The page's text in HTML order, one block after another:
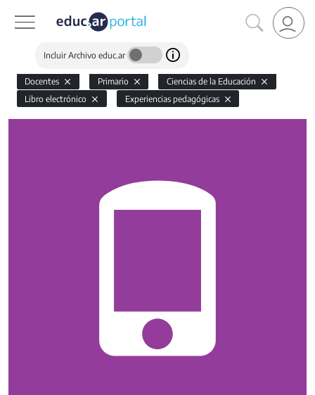
Incluir Archivo educ.ar
Docentes Primario
Ciencias de la Educación
Libro electrónico
Experiencias pedagógicas